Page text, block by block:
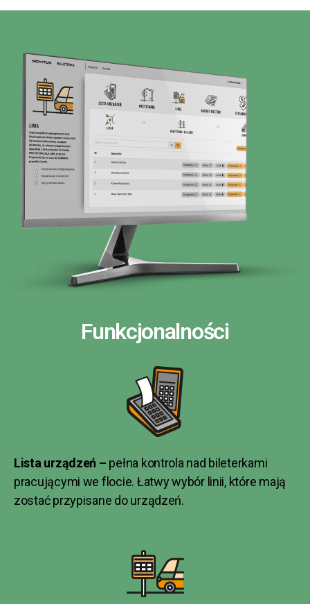
Funkcjonalności
Lista urządzeń – pełna kontrola nad bileterkami
pracującymi we flocie. Łatwy wybór linii, które mają
zostać przypisane do urządzeń.